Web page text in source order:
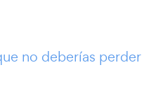
no deberías perder